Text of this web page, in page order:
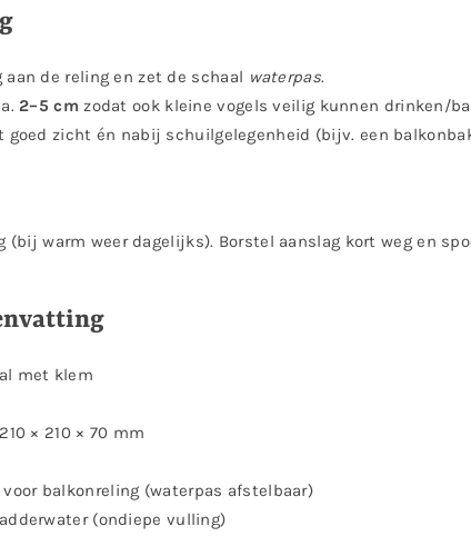
de reling en zet de schaal waterpas.
2–5 cm zodat ook kleine vogels veilig kunnen drinken/
goed zicht én nabij schuilgelegenheid (bijv. een
(bij warm weer dagelijks). Borstel aanslag kort weg en
met klem
× 210 × 70 mm
balkonreling (waterpas afstelbaar)
(ondiepe vulling)